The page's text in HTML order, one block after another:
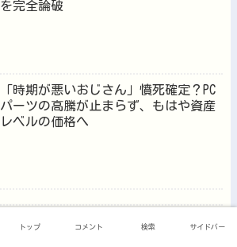
を完全論破
「時期が悪いおじさん」憤死確定？PC
パーツの高騰が止まらず、もはや資産
レベルの価格へ
トップ コメント 検索 サイドバー